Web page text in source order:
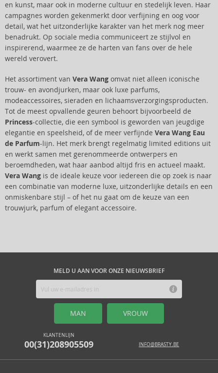
en kunst, maar ook in moderne cultuur en stedelijk leven. Haar
campagnes worden gekenmerkt door verfijning en oog voor
detail, wat het uitzonderlijke karakter van het merk nog meer
benadrukt. Op sociale media communiceert ze stijlvol en
inspirerend, waarmee ze de harten van fans over de hele
wereld verovert.
Het assortiment van Vera Wang omvat niet alleen iconische
trouw- en avondjurken, maar ook luxe parfums,
modeaccessoires, sieraden en lichaamsverzorgingsproducten.
Tot de meest opvallende geuren behoort bijvoorbeeld de
Princess-collectie, die een symbool is geworden van jeugdige
elegantie en speelsheid, of de meer verfijnde Vera Wang Eau
de Parfum-lijn. Het merk brengt regelmatig limited editions uit
en werkt samen met gerenommeerde ontwerpers en
beroemdheden, wat haar aanbod altijd fris en actueel maakt.
Vera Wang is de ideale keuze voor iedereen die op zoek is naar
een combinatie van moderne luxe, uitzonderlijke details en een
onmiskenbare stijl – of het nu gaat om de keuze van een
trouwjurk, parfum of elegant accessoire.
MELD U AAN VOOR ONZE NIEUWSBRIEF
MAN VROUW
KLANTENLIJN
00(31)208905509 INFO@BRASTY.BE